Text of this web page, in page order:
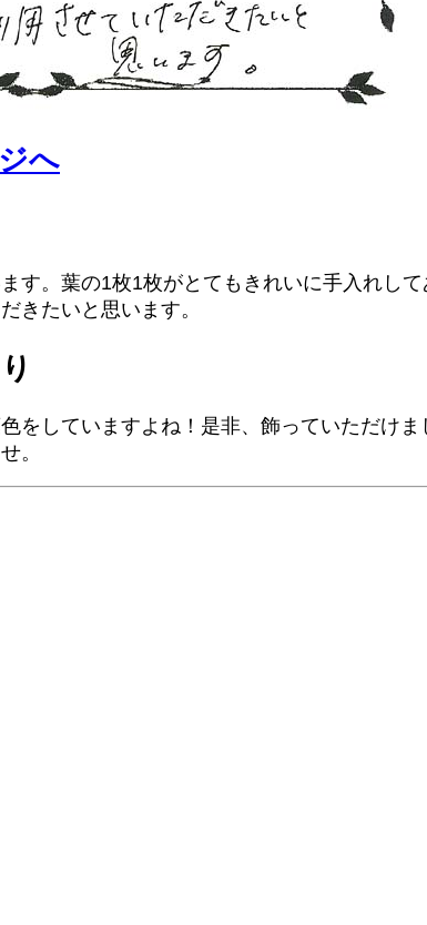
へ
す。葉の1枚1枚がとてもきれいに手入れし
きたいと思います。
をしていますよね！是非、飾っていただけ
。